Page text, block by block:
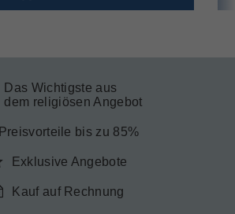
Das Wichtigste aus
dem religiösen Angebot
Preisvorteile bis zu 85%
Exklusive Angebote
Kauf auf Rechnung